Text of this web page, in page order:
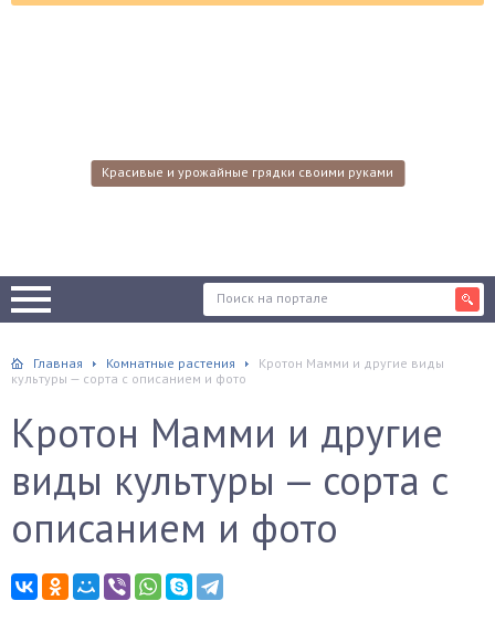
Красивые и урожайные грядки своими руками
Главная Комнатные растения
Кротон Мамми и другие виды
культуры — сорта с описанием и фото
Кротон Мамми и другие
виды культуры — сорта с
описанием и фото